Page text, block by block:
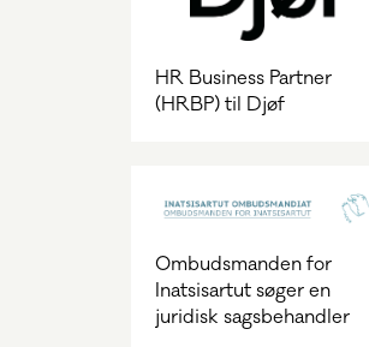
HR Business Partner
(HRBP) til Djøf
Ombudsmanden for
Inatsisartut søger en
juridisk sagsbehandler